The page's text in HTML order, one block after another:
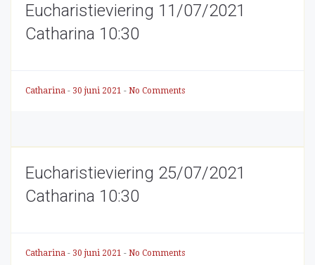
Eucharistieviering 11/07/2021
Catharina 10:30
Catharina - 30 juni 2021 - No Comments
Eucharistieviering 25/07/2021
Catharina 10:30
Catharina - 30 juni 2021 - No Comments